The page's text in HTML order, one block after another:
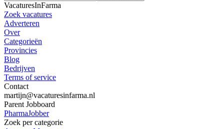
VacaturesInFarma
Zoek vacatures
Adverteren
Over
Categorieën
Provincies
Blog
Bedrijven
Terms of service
Contact
martijn@vacaturesinfarma.nl
Parent Jobboard
PharmaJobber
Zoek per categorie